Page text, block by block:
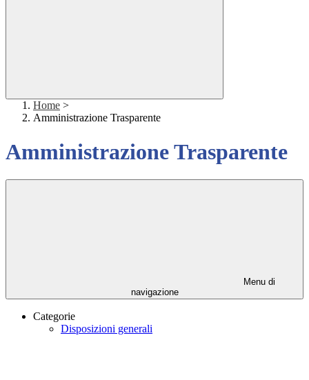
Home >
Amministrazione Trasparente
Amministrazione Trasparente
Menu di
navigazione
Categorie
Disposizioni generali